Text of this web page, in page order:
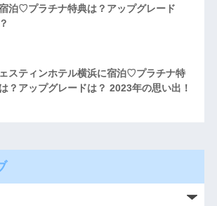
泊♡プラチナ特典は？アップグレード
スティンホテル横浜に宿泊♡プラチナ特
？アップグレードは？ 2023年の思い出！